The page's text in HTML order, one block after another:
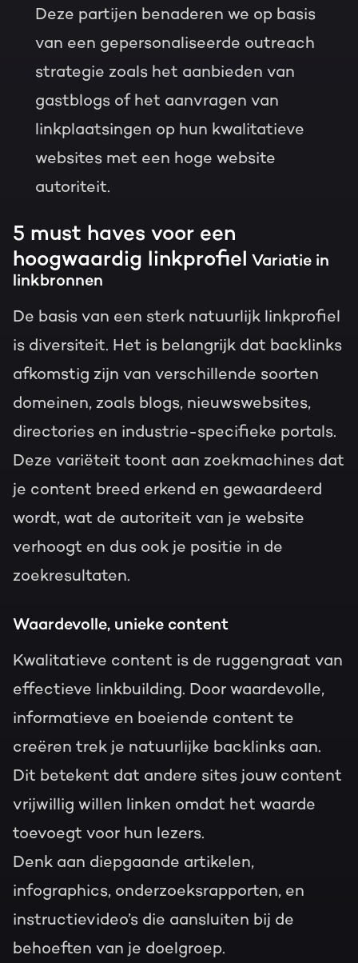
Deze partijen benaderen we op basis
van een gepersonaliseerde outreach
strategie zoals het aanbieden van
gastblogs of het aanvragen van
linkplaatsingen op hun kwalitatieve
websites met een hoge website
autoriteit.
5 must haves voor een
hoogwaardig linkprofiel Variatie in
linkbronnen
De basis van een sterk natuurlijk linkprofiel
is diversiteit. Het is belangrijk dat backlinks
afkomstig zijn van verschillende soorten
domeinen, zoals blogs, nieuwswebsites,
directories en industrie-specifieke portals.
Deze variëteit toont aan zoekmachines dat
je content breed erkend en gewaardeerd
wordt, wat de autoriteit van je website
verhoogt en dus ook je positie in de
zoekresultaten.
Waardevolle, unieke content
Kwalitatieve content is de ruggengraat van
effectieve linkbuilding. Door waardevolle,
informatieve en boeiende content te
creëren trek je natuurlijke backlinks aan.
Dit betekent dat andere sites jouw content
vrijwillig willen linken omdat het waarde
toevoegt voor hun lezers.
Denk aan diepgaande artikelen,
infographics, onderzoeksrapporten, en
instructievideo’s die aansluiten bij de
behoeften van je doelgroep.